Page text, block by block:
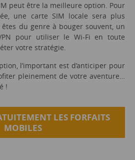
peut être la meilleure option. Pour
une carte SIM locale sera plus
du genre à bouger souvent, un
pour utiliser le Wi-Fi en toute
votre stratégie.
l’important est d’anticiper pour
pleinement de votre aventure…
!
LES FORFAITS
MOBILES